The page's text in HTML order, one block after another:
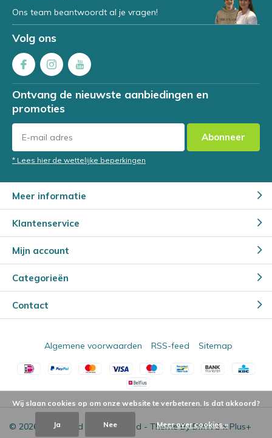
Ons team beantwoordt al je vragen!
Volg ons
Ontvang de nieuwste aanbiedingen en
promoties
Abonneer
* Lees hier de wettelijke beperkingen
Meer informatie
Klantenservice
Mijn account
Categorieën
Contact
© 2026 - Powered by Lightspeed - Theme ByDMWSxPlus+
Algemene voorwaarden RSS-feed Sitemap
Wij slaan cookies op om onze website te verbeteren. Is dat akkoord?
Ja Nee Meer over cookies »